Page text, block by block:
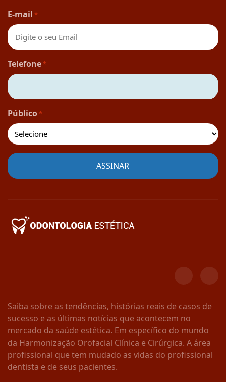
E-mail *
Telefone*
Público*
Saiba sobre as tendências, histórias reais de casos de
sucesso e as últimas notícias que acontecem no
mercado da saúde estética. Em específico do mundo
da Harmonização Orofacial Clínica e Cirúrgica. A área
profissional que tem mudado as vidas do profissional
dentista e de seus pacientes.